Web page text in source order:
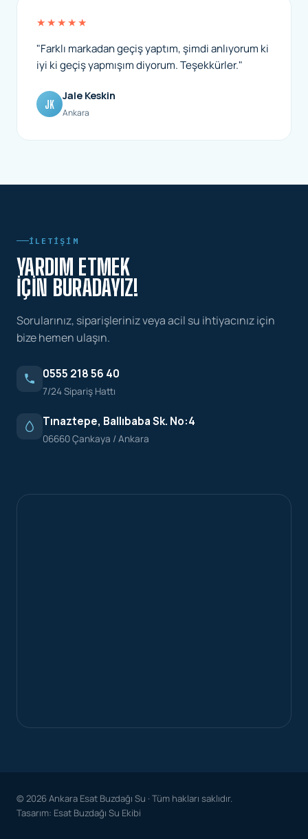
★★★★★
"Farklı markadan geçiş yaptım, şimdi anlıyorum ki
iyi ki geçiş yapmışım diyorum. Teşekkürler."
JK
Jale Keskin
Ankara
İLETIŞIM
YARDIM ETMEK
İÇIN BURADAYIZ!
Sorularınız, siparişleriniz veya acil su ihtiyacınız için
bize hemen ulaşın.
0555 218 56 40
7/24 Sipariş Hattı
Tınaztepe, Ballıbaba Sk. No:4
06660 Çankaya / Ankara
© 2026 Ankara Esat Buzdağı Su · Tüm hakları saklıdır.
Tasarım: Esat Buzdağı Su Ekibi